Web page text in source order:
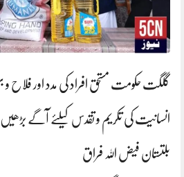
گلگت حکومت مستحق افراد کی مدد اور فلاح و
انسانیت کی تکریم و تقدس کیلئے آگے بڑھیں
بلتستان فیض اللہ فراق